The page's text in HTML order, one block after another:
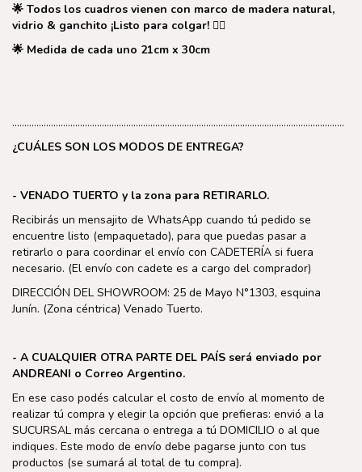
🌟 Todos los cuadros vienen con marco de madera natural,
vidrio & ganchito ¡Listo para colgar! 👌🏻⁣⁣
🌟 Medida de cada uno 21cm x 30cm⁣⁣
………………………………………………………………………………………………………………………..
¿CUÁLES SON LOS MODOS DE ENTREGA?
- VENADO TUERTO y la zona para RETIRARLO.
Recibirás un mensajito de WhatsApp cuando tú pedido se
encuentre listo (empaquetado), para que puedas pasar a
retirarlo o para coordinar el envío con CADETERÍA si fuera
necesario. (El envío con cadete es a cargo del comprador)
DIRECCIÓN DEL SHOWROOM: 25 de Mayo N°1303, esquina
Junín. (Zona céntrica) Venado Tuerto.
- A CUALQUIER OTRA PARTE DEL PAÍS será enviado por
ANDREANI o Correo Argentino.
En ese caso podés calcular el costo de envío al momento de
realizar tú compra y elegir la opción que prefieras: envió a la
SUCURSAL más cercana o entrega a tú DOMICILIO o al que
indiques. Este modo de envío debe pagarse junto con tus
productos (se sumará al total de tu compra).